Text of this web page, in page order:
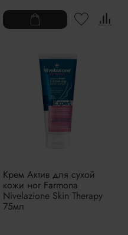
Крем Актив для сухой
кожи ног Farmona
Nivelazione Skin Therapy
75мл